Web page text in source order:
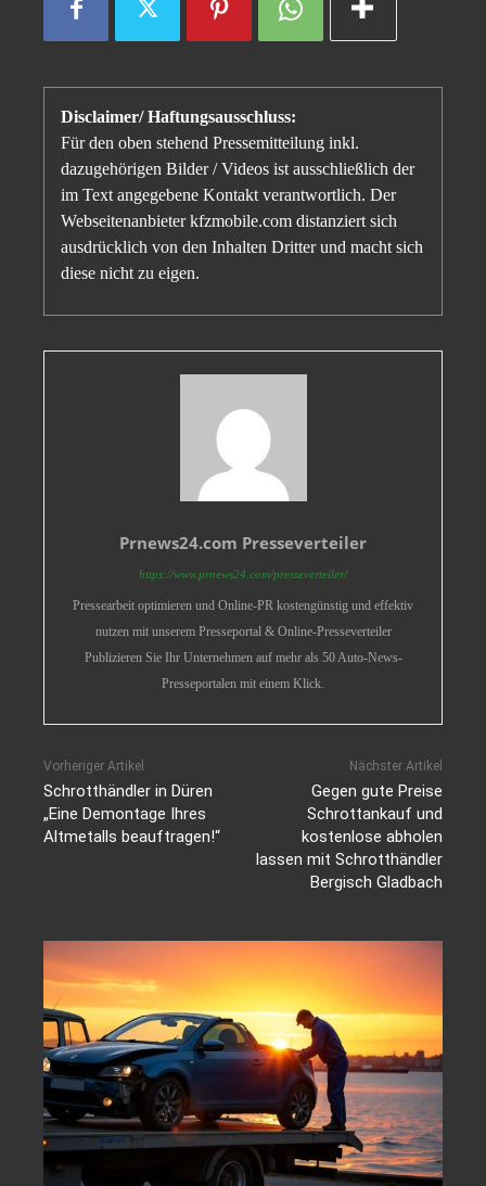
Disclaimer/ Haftungsausschluss:
Für den oben stehend Pressemitteilung inkl.
dazugehörigen Bilder / Videos ist ausschließlich der
im Text angegebene Kontakt verantwortlich. Der
Webseitenanbieter kfzmobile.com distanziert sich
ausdrücklich von den Inhalten Dritter und macht sich
diese nicht zu eigen.
Prnews24.com Presseverteiler
https://www.prnews24.com/presseverteiler/
Pressearbeit optimieren und Online-PR kostengünstig und effektiv
nutzen mit unserem Presseportal & Online-Presseverteiler
Publizieren Sie Ihr Unternehmen auf mehr als 50 Auto-News-
Presseportalen mit einem Klick.
Vorheriger Artikel
Schrotthändler in Düren
„Eine Demontage Ihres
Altmetalls beauftragen!“
Nächster Artikel
Gegen gute Preise
Schrottankauf und
kostenlose abholen
lassen mit Schrotthändler
Bergisch Gladbach